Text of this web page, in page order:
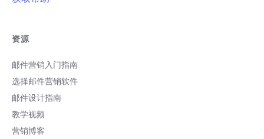
资源
邮件营销入门指南
选择邮件营销软件
邮件设计指南
教学视频
营销博客